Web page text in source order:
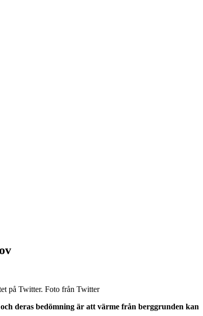
på Twitter. Foto från Twitter
deras bedömning är att värme från berggrunden kan